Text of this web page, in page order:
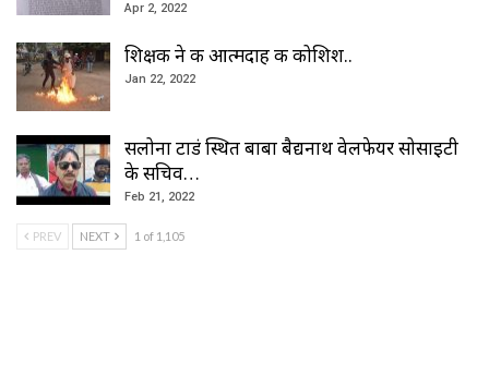
Apr 2, 2022
शिक्षक ने की आत्मदाह की कोशिश..
Jan 22, 2022
सलोना टाडं स्थित बाबा बैद्यनाथ वेलफेयर सोसाइटी
के सचिव…
Feb 21, 2022
PREV NEXT 1 of 1,105